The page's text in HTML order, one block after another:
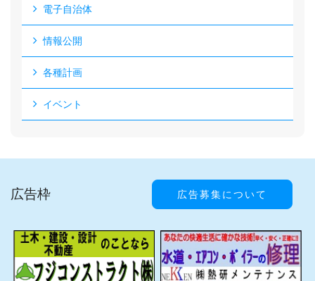
電子自治体
情報公開
各種計画
イベント
広告枠 広告募集について